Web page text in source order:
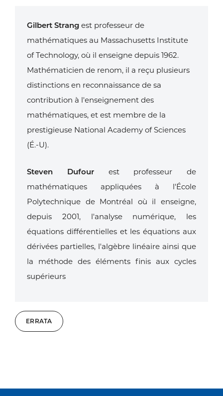
Gilbert Strang est professeur de
mathématiques au Massachusetts Institute
of Technology, où il enseigne depuis 1962.
Mathématicien de renom, il a reçu plusieurs
distinctions en reconnaissance de sa
contribution à l'enseignement des
mathématiques, et est membre de la
prestigieuse National Academy of Sciences
(É.-U).
Steven Dufourest professeur de
mathématiques appliquées à l'École
Polytechnique de Montréal où il enseigne,
depuis 2001, l'analyse numérique, les
équations différentielles et les équations aux
dérivées partielles, l'algèbre linéaire ainsi que
la méthode des éléments finis aux cycles
supérieurs
ERRATA